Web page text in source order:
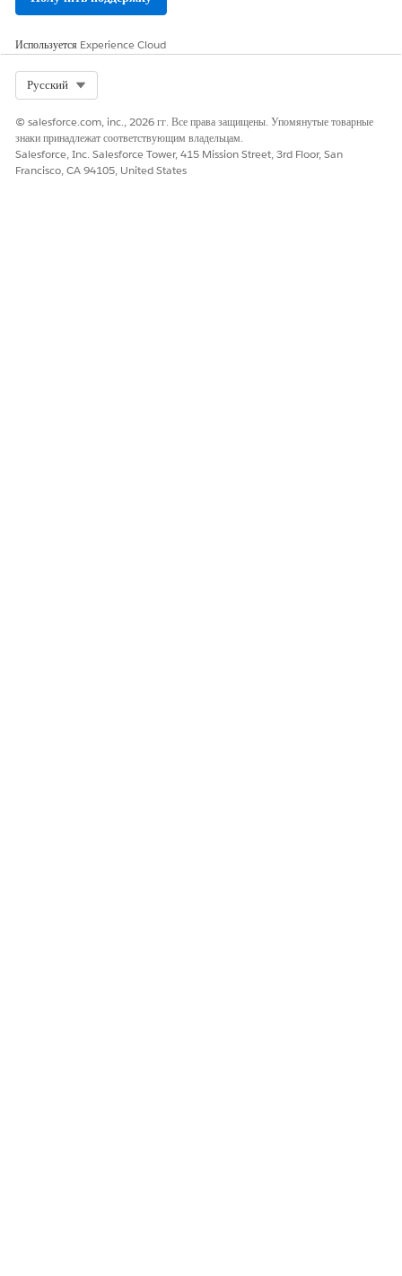
Используется Experience Cloud
Русский
© salesforce.com, inc., 2026 гг. Все права защищены. Упомянутые товарные
знаки принадлежат соответствующим владельцам.
Salesforce, Inc. Salesforce Tower, 415 Mission Street, 3rd Floor, San
Francisco, CA 94105, United States